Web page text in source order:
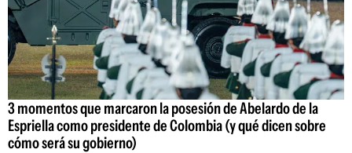
3 momentos que marcaron la posesión de Abelardo de la
Espriella como presidente de Colombia (y qué dicen sobre
cómo será su gobierno)